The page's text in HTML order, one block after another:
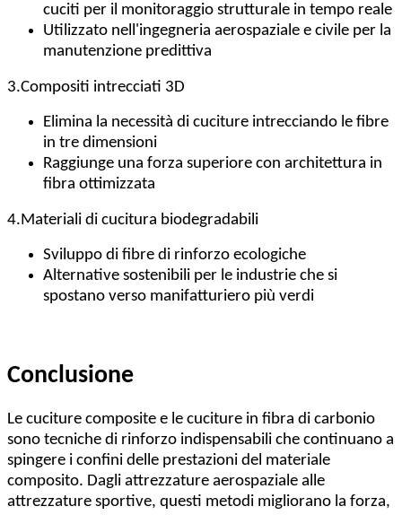
cuciti per il monitoraggio strutturale in tempo reale
Utilizzato nell'ingegneria aerospaziale e civile per la
manutenzione predittiva
3.Compositi intrecciati 3D
Elimina la necessità di cuciture intrecciando le fibre
in tre dimensioni
Raggiunge una forza superiore con architettura in
fibra ottimizzata
4. Materiali di cucitura biodegradabili
Sviluppo di fibre di rinforzo ecologiche
Alternative sostenibili per le industrie che si
spostano verso manifatturiero più verdi
Conclusione
Le cuciture composite e le cuciture in fibra di carbonio
sono tecniche di rinforzo indispensabili che continuano a
spingere i confini delle prestazioni del materiale
composito. Dagli attrezzature aerospaziale alle
attrezzature sportive, questi metodi migliorano la forza,